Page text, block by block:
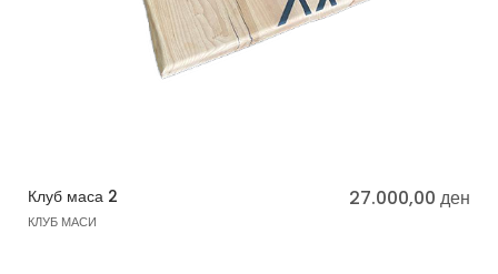
Клуб маса 2
КЛУБ МАСИ
27.000,00 ден